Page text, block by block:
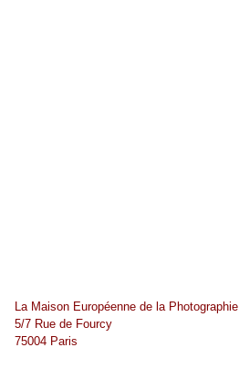
La Maison Européenne de la Photographie
5/7 Rue de Fourcy
75004 Paris